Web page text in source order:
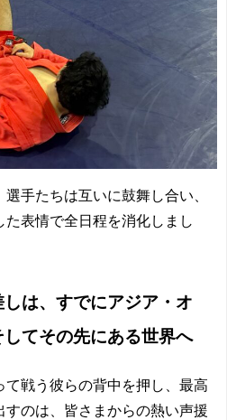
手たちは互いに鼓舞し合い、
表情で全日程を消化しまし
は、すでにアジア・オ
てその先にある世界へ
戦う彼らの背中を押し、最高
のは、皆さまからの熱い声援